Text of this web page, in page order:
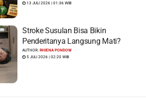
13 JULI 2026 | 01:36 WIB
Stroke Susulan Bisa Bikin
Penderitanya Langsung Mati?
AUTHOR:RHIENA PONDOW
5 JULI 2026 | 02:20 WIB